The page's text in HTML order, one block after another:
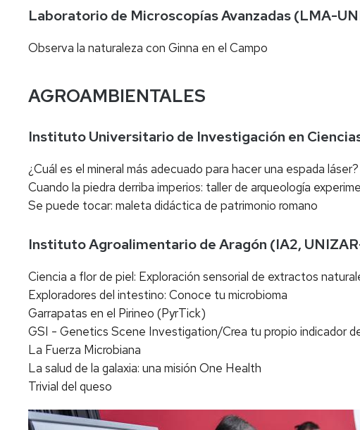
Laboratorio de Microscopías Avanzadas (LMA-
Observa la naturaleza con Ginna en el Campo
AGROAMBIENTALES
Instituto Universitario de Investigación en
¿Cuál es el mineral más adecuado para hacer una espada láser?
Cuando la piedra derriba imperios: taller de arqueología
Se puede tocar: maleta didáctica de patrimonio romano
Instituto Agroalimentario de Aragón (IA2,
Ciencia a flor de piel: Exploración sensorial de extractos
Exploradores del intestino: Conoce tu microbioma
Garrapatas en el Pirineo (PyrTick)
GSI - Genetics Scene Investigation/Crea tu propio indicador
La Fuerza Microbiana
La salud de la galaxia: una misión One Health
Trivial del queso